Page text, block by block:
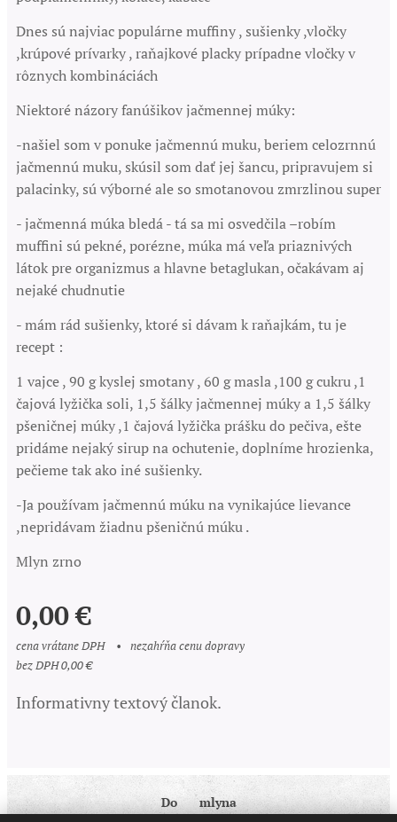
Dnes sú najviac populárne muffiny , sušienky ,vločky
,krúpové prívarky , raňajkové placky prípadne vločky v
rôznych kombináciách
Niektoré názory fanúšikov jačmennej múky:
-našiel som v ponuke jačmennú muku, beriem celozrnnú
jačmennú muku, skúsil som dať jej šancu, pripravujem si
palacinky, sú výborné ale so smotanovou zmrzlinou super
- jačmenná múka bledá - tá sa mi osvedčila –robím
muffini sú pekné, porézne, múka má veľa priaznivých
látok pre organizmus a hlavne betaglukan, očakávam aj
nejaké chudnutie
- mám rád sušienky, ktoré si dávam k raňajkám, tu je
recept :
1 vajce , 90 g kyslej smotany , 60 g masla ,100 g cukru ,1
čajová lyžička soli, 1,5 šálky jačmennej múky a 1,5 šálky
pšeničnej múky ,1 čajová lyžička prášku do pečiva, ešte
pridáme nejaký sirup na ochutenie, doplníme hrozienka,
pečieme tak ako iné sušienky.
-Ja používam jačmennú múku na vynikajúce lievance
,nepridávam žiadnu pšeničnú múku .
Mlyn zrno
0,00€
cena vrátane DPH
nezahŕňa cenu dopravy
bez DPH 0,00 €
Informativny textový članok.
Do ♥ mlyna